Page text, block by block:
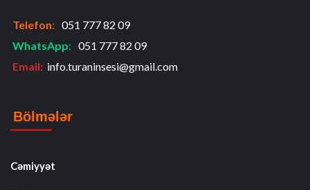
Telefon: 051 777 82 09
WhatsApp: 051 777 82 09
Email: info.turaninsesi@gmail.com
Bölmələr
Cəmiyyət